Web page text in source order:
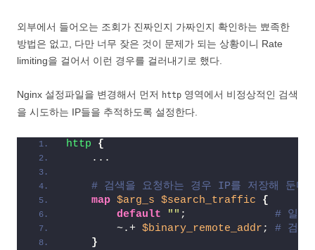
외부에서 들어오는 조회가 진짜인지 가짜인지 확인하는 뾰족한
방법은 없고, 다만 너무 잦은 것이 문제가 되는 상황이니 Rate
limiting을 걸어서 이런 경우를 걸러내기로 했다.
Nginx 설정파일을 변경해서 먼저 http 영역에서 비정상적인 검색
을 시도하는 IP들을 추적하도록 설정한다.
http
{
    ...
# 검색을 요청하는 경우 IP를 저장해 둔다.
map $arg_s $search_traffic
{
default
"" ; # 일반
        ~.+
$binary_remote_addr; # 검색
}